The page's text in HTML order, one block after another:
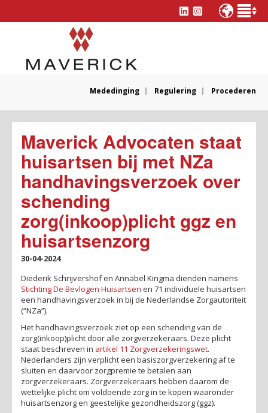
Mededinging Regulering Procederen
Maverick Advocaten staat
huisartsen bij met NZa
handhavingsverzoek over
schending
zorg(inkoop)plicht ggz en
huisartsenzorg
30-04-2024
Diederik Schrijvershof en Annabel Kingma dienden namens
Stichting De Bevlogen Huisartsen en 71 individuele huisartsen
een handhavingsverzoek in bij de Nederlandse Zorgautoriteit
(“NZa”).
Het handhavingsverzoek ziet op een schending van de
zorg(inkoop)plicht door alle zorgverzekeraars. Deze plicht
staat beschreven in artikel 11 Zorgverzekeringswet.
Nederlanders zijn verplicht een basiszorgverzekering af te
sluiten en daarvoor zorgpremie te betalen aan
zorgverzekeraars. Zorgverzekeraars hebben daarom de
wettelijke plicht om voldoende zorg in te kopen waaronder
huisartsenzorg en geestelijke gezondheidszorg (ggz).